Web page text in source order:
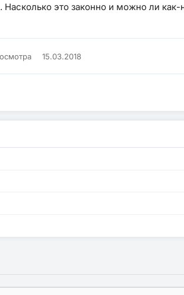
это законно и можно ли как-
15.03.2018